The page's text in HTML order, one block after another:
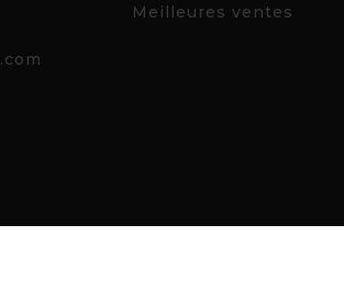
Meilleures ventes